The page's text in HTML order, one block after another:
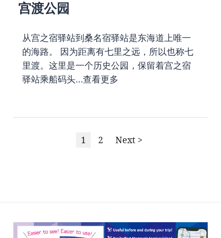
宫渡公园
从宫之宿驿站到桑名宿驿站是东海道上唯一
的海路。 因为距离有七里之远，所以也称七
里渡。这里是一个历史公园，保留着宫之宿
驿站乘船码头…查看更多
1 2 Next >